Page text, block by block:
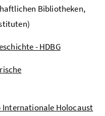
Bibliotheken,
- HDBG
Internationale Holocaust